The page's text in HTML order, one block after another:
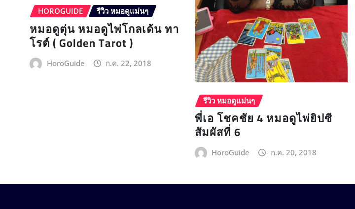
HOROGUIDE รีวิว หมอดูแม่นๆ
หมอดูตุ่น หมอดูไพ่โกลเด้น ทา
โรต์ ( Golden Tarot )
HoroGuide ก.ค. 22, 2018
รีวิว หมอดูแม่นๆ
พี่เอ โชคชัย 4 หมอดูไพ่ยิปซี
สัมผัสที่ 6
HoroGuide ก.ค. 20, 2018